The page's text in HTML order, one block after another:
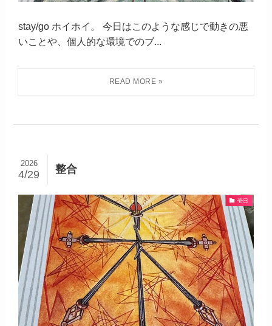
stay/go ホイホイ。 今日はこのような感じで動きの悪
いことや、個人的な環境でのブ...
整合
2026
4/29
壱日